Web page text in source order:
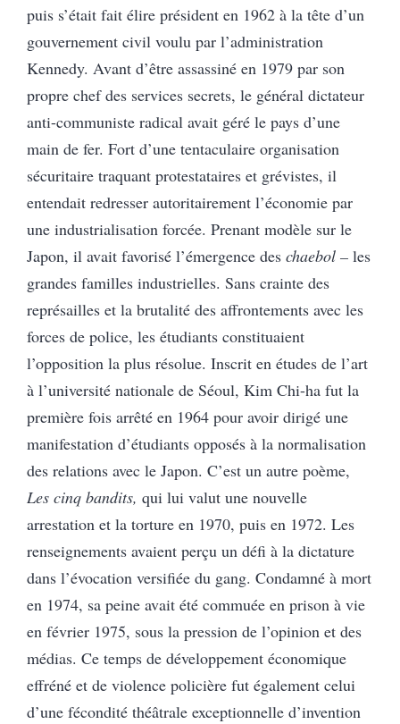
puis s’était fait élire président en 1962 à la tête d’un
gouvernement civil voulu par l’administration
Kennedy. Avant d’être assassiné en 1979 par son
propre chef des services secrets, le général dictateur
anti-communiste radical avait géré le pays d’une
main de fer. Fort d’une tentaculaire organisation
sécuritaire traquant protestataires et grévistes, il
entendait redresser autoritairement l’économie par
une industrialisation forcée. Prenant modèle sur le
Japon, il avait favorisé l’émergence des chaebol – les
grandes familles industrielles. Sans crainte des
représailles et la brutalité des affrontements avec les
forces de police, les étudiants constituaient
l’opposition la plus résolue. Inscrit en études de l’art
à l’université nationale de Séoul, Kim Chi-ha fut la
première fois arrêté en 1964 pour avoir dirigé une
manifestation d’étudiants opposés à la normalisation
des relations avec le Japon. C’est un autre poème,
Les cinq bandits, qui lui valut une nouvelle
arrestation et la torture en 1970, puis en 1972. Les
renseignements avaient perçu un défi à la dictature
dans l’évocation versifiée du gang. Condamné à mort
en 1974, sa peine avait été commuée en prison à vie
en février 1975, sous la pression de l’opinion et des
médias. Ce temps de développement économique
effréné et de violence policière fut également celui
d’une fécondité théâtrale exceptionnelle d’invention